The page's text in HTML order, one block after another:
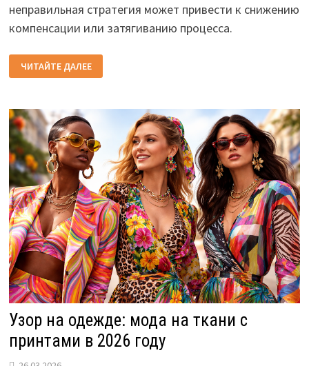
неправильная стратегия может привести к снижению
компенсации или затягиванию процесса.
ВЫБРАТЬ
ЮРИСТА
АВТОРСКИХ
ПРАВ
ЧИТАЙТЕ ДАЛЕЕ
Узор на одежде: мода на ткани с
принтами в 2026 году